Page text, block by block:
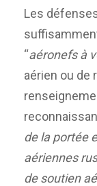
Les
“aéronefs à
aérien ou de
de la portée
aériennes
de soutien